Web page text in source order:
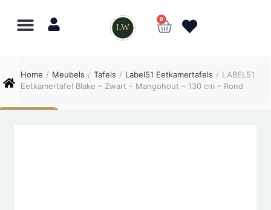
LW
0
Home / Meubels / Tafels / Label51 Eetkamertafels / LABEL51
Eetkamertafel Blake – Zwart – Mangohout – 130 cm – Rond
Online
⎯ ✕